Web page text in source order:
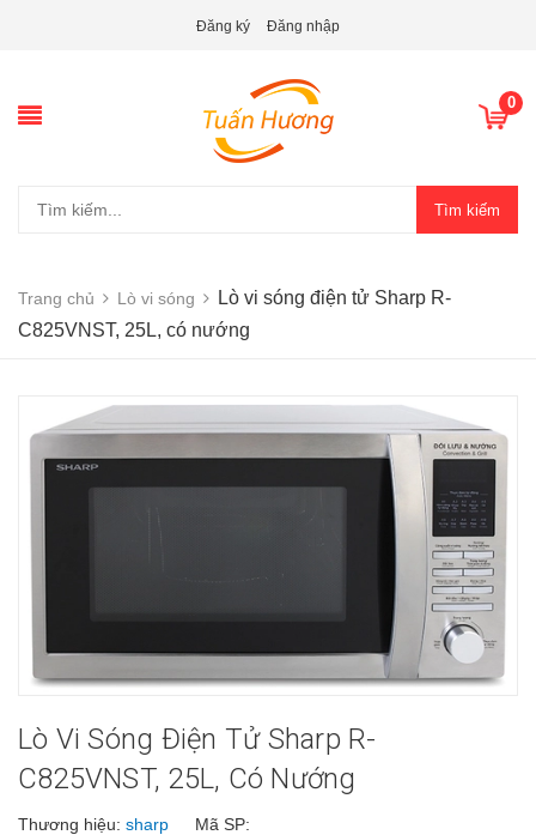
Đăng ký Đăng nhập
0
Tìm kiếm
Trang chủ Lò vi sóng
Lò vi sóng điện tử Sharp R-
C825VNST, 25L, có nướng
Lò Vi Sóng Điện Tử Sharp R-
C825VNST, 25L, Có Nướng
Thương hiệu: sharp Mã SP: